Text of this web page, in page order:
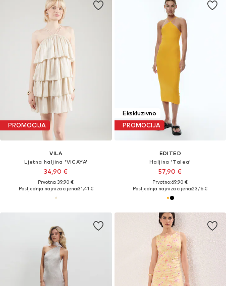
PROMOCIJA
VILA
Ljetna haljina 'VICAYA'
34,90 €
Prvotno: 39,90 €
Posljednja najniža cijena:31,41 €
Ekskluzivno
PROMOCIJA
EDITED
Haljina 'Talea'
57,90 €
Prvotno: 69,90 €
Posljednja najniža cijena:23,16 €